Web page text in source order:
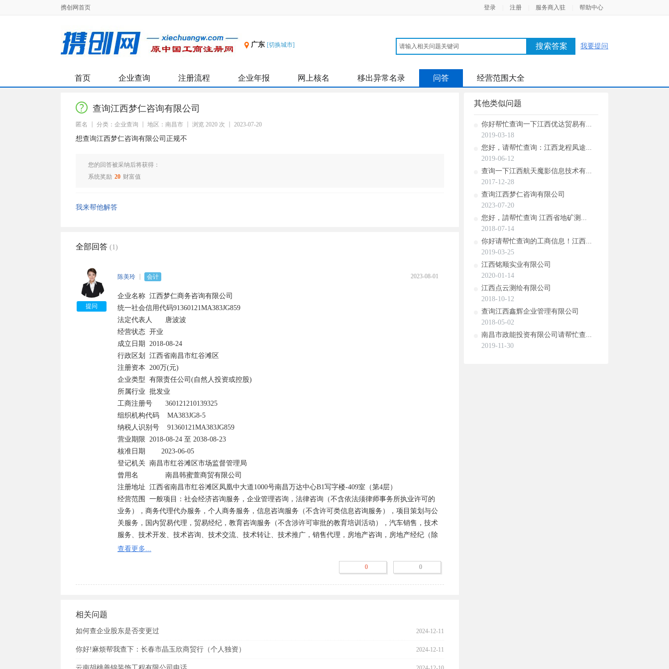
携创网首页 登录 注册 服务商入驻 帮助中心
广东 [切换城市] 搜索答案 我要提问
首页 企业查询 注册流程 企业年报 网上核名 移出异常名录 问答 经营范围大全
查询江西梦仁咨询有限公司
匿名 分类：企业查询 地区：南昌市 浏览 2020 次 2023-07-20
想查询江西梦仁咨询有限公司正规不
您的回答被采纳后将获得：
系统奖励 20 财富值
我来帮他解答
全部回答 (1)
提问
陈美玲 会计 2023-08-01
企业名称	江西梦仁商务咨询有限公司
统一社会信用代码91360121MA383JG859
法定代表人	唐波波
经营状态	开业
成立日期	2018-08-24
行政区划	江西省南昌市红谷滩区
注册资本	200万(元)
企业类型	有限责任公司(自然人投资或控股)
所属行业	批发业
工商注册号	360121210139325
组织机构代码    MA383JG8-5
纳税人识别号    91360121MA383JG859
营业期限	2018-08-24 至 2038-08-23
核准日期        2023-06-05
登记机关	南昌市红谷滩区市场监督管理局
曾用名	        南昌韩蜜萱商贸有限公司
注册地址	江西省南昌市红谷滩区凤凰中大道1000号南昌万达中心B1写字楼-409室（第4层）
经营范围	一般项目：社会经济咨询服务，企业管理咨询，法律咨询（不含依法须律师事务所执业许可的
业务），商务代理代办服务，个人商务服务，信息咨询服务（不含许可类信息咨询服务），项目策划与公
关服务，国内贸易代理，贸易经纪，教育咨询服务（不含涉许可审批的教育培训活动），汽车销售，技术
服务、技术开发、技术咨询、技术交流、技术转让、技术推广，销售代理，房地产咨询，房地产经纪（除
依法须经批准的项目外，凭营业执照依法自主开展经营活动）
查看更多...
0 0
相关问题
如何查企业股东是否变更过 2024-12-11
你好!麻烦帮我查下：长春市晶玉欣商贸行（个人独资） 2024-12-11
其他类似问题
你好帮忙查询一下江西优达贸易有...
2019-03-18
您好，请帮忙查询：江西龙程凤途...
2019-06-12
查询一下江西航天魔影信息技术有...
2017-12-28
查询江西梦仁咨询有限公司
2023-07-20
您好，請帮忙查询 江西省地矿测...
2018-07-14
你好请帮忙查询的工商信息！江西...
2019-03-25
江西铭顺实业有限公司
2020-01-14
江西点云测绘有限公司
2018-10-12
查询江西鑫辉企业管理有限公司
2018-05-02
南昌市政能投资有限公司请帮忙查...
2019-11-30